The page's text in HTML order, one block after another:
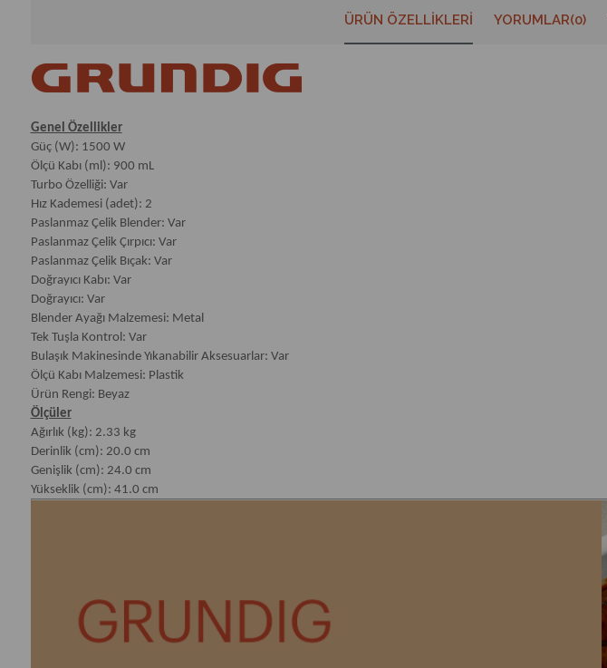
ÜRÜN ÖZELLIKLERI YORUMLAR(0)
Genel Özellikler
Güç (W): 1500 W
Ölçü Kabı (ml): 900 mL
Turbo Özelliği: Var
Hız Kademesi (adet): 2
Paslanmaz Çelik Blender: Var
Paslanmaz Çelik Çırpıcı: Var
Paslanmaz Çelik Bıçak: Var
Doğrayıcı Kabı: Var
Doğrayıcı: Var
Blender Ayağı Malzemesi: Metal
Tek Tuşla Kontrol: Var
Bulaşık Makinesinde Yıkanabilir Aksesuarlar: Var
Ölçü Kabı Malzemesi: Plastik
Ürün Rengi: Beyaz
Ölçüler
Ağırlık (kg): 2.33 kg
Derinlik (cm): 20.0 cm
Genişlik (cm): 24.0 cm
Yükseklik (cm): 41.0 cm